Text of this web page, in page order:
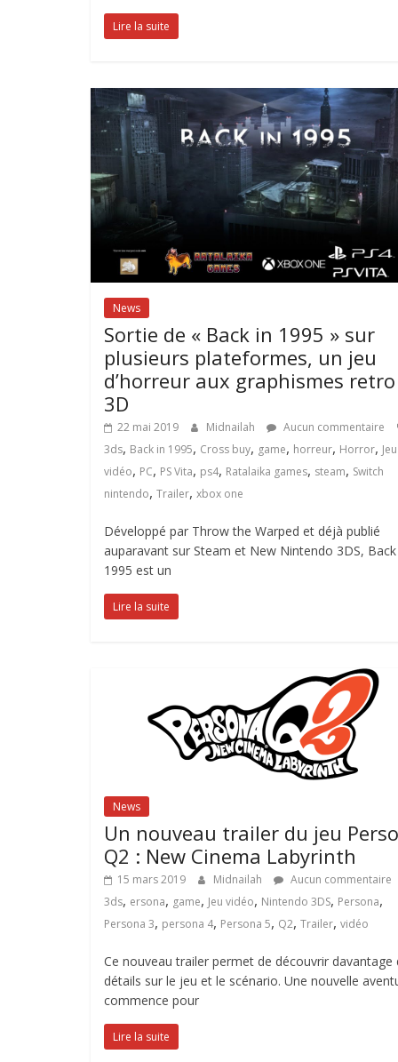
Lire la suite
News
Sortie de « Back in 1995 » sur
plusieurs plateformes, un jeu
d’horreur aux graphismes retro
3D
22 mai 2019 Midnailah
Aucun commentaire
3ds, Back in 1995, Cross buy, game, horreur, Horror, Jeu
vidéo, PC, PS Vita, ps4, Ratalaika games, steam, Switch
nintendo, Trailer, xbox one
Développé par Throw the Warped et déjà publié
auparavant sur Steam et New Nintendo 3DS,
1995 est un
Lire la suite
News
Un nouveau trailer du jeu
Q2 : New Cinema Labyrinth
15 mars 2019 Midnailah
Aucun commentaire
3ds, ersona, game, Jeu vidéo, Nintendo 3DS, Persona,
Persona 3, persona 4, Persona 5, Q2, Trailer, vidéo
Ce nouveau trailer permet de découvrir davantage
détails sur le jeu et le scénario. Une nouvelle
commence pour
Lire la suite